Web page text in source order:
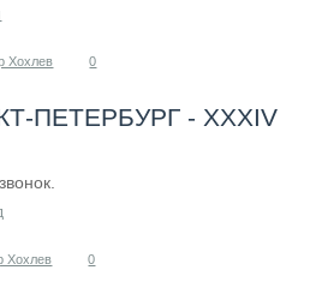
Хохлев 0
ПЕТЕРБУРГ - XXXIV
Хохлев 0